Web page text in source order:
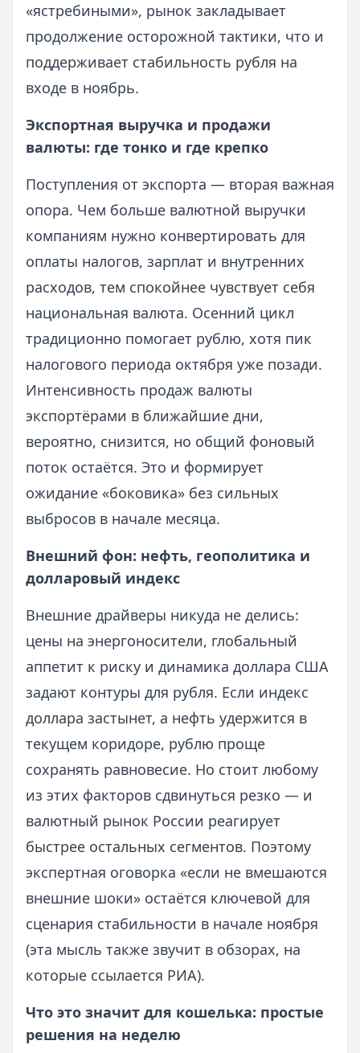
«ястребиными», рынок закладывает
продолжение осторожной тактики, что и
поддерживает стабильность рубля на
входе в ноябрь.
Экспортная выручка и продажи
валюты: где тонко и где крепко
Поступления от экспорта — вторая важная
опора. Чем больше валютной выручки
компаниям нужно конвертировать для
оплаты налогов, зарплат и внутренних
расходов, тем спокойнее чувствует себя
национальная валюта. Осенний цикл
традиционно помогает рублю, хотя пик
налогового периода октября уже позади.
Интенсивность продаж валюты
экспортёрами в ближайшие дни,
вероятно, снизится, но общий фоновый
поток остаётся. Это и формирует
ожидание «боковика» без сильных
выбросов в начале месяца.
Внешний фон: нефть, геополитика и
долларовый индекс
Внешние драйверы никуда не делись:
цены на энергоносители, глобальный
аппетит к риску и динамика доллара США
задают контуры для рубля. Если индекс
доллара застынет, а нефть удержится в
текущем коридоре, рублю проще
сохранять равновесие. Но стоит любому
из этих факторов сдвинуться резко — и
валютный рынок России реагирует
быстрее остальных сегментов. Поэтому
экспертная оговорка «если не вмешаются
внешние шоки» остаётся ключевой для
сценария стабильности в начале ноября
(эта мысль также звучит в обзорах, на
которые ссылается РИА).
Что это значит для кошелька: простые
решения на неделю